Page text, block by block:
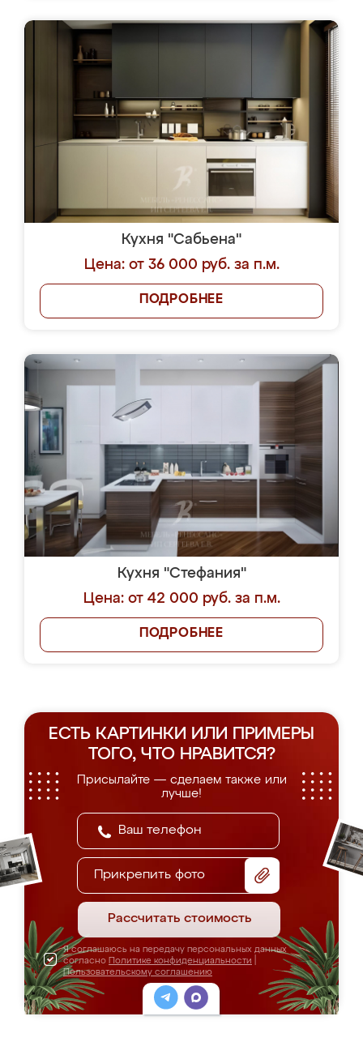
Кухня "Сабьена"
Цена: от 36 000 руб. за п.м.
ПОДРОБНЕЕ
Кухня "Стефания"
Цена: от 42 000 руб. за п.м.
ПОДРОБНЕЕ
ЕСТЬ КАРТИНКИ ИЛИ ПРИМЕРЫ
ТОГО, ЧТО НРАВИТСЯ?
Присылайте — сделаем также или
лучше!
Прикрепить фото
Рассчитать стоимость
Я соглашаюсь на передачу персональных данных
согласно Политике конфиденциальности
Пользовательскому соглашению